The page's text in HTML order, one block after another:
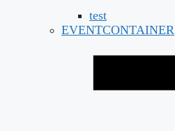
test
EVENTCONTAINER